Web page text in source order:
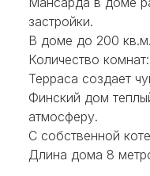
застройки.
В доме до 200
Количество комнат:
Терраса создает
Финский дом
атмосферу.
С собственной
Длина дома 8